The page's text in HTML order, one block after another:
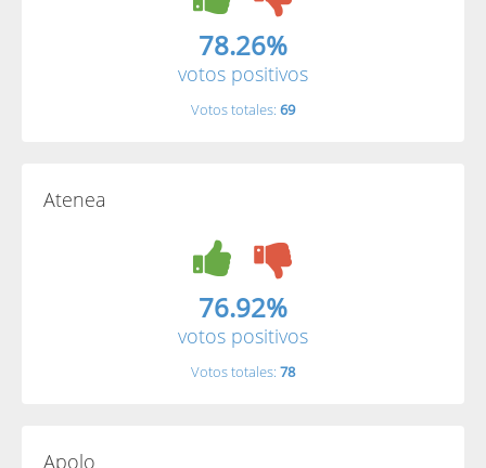
78.26%
votos positivos
Votos totales: 69
Atenea
76.92%
votos positivos
Votos totales: 78
Apolo